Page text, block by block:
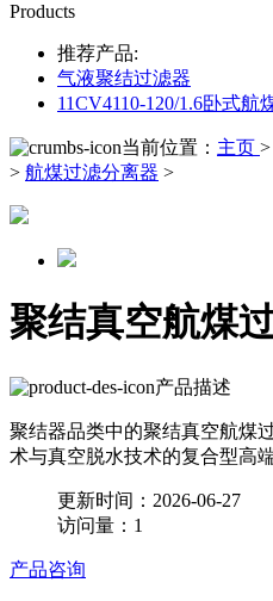
Products
推荐产品:
气液聚结过滤器
11CV4110-120/1.6卧式航
当前位置： 主页 >
> 航煤过滤分离器 >
聚结真空航煤
产品描述
聚结器品类中的聚结真空航煤
术与真空脱水技术的复合型高
更新时间：2026-06-27
访问量：1
产品咨询